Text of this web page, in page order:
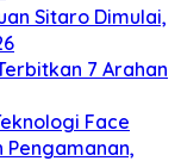
Sitaro Dimulai,
7 Arahan
Face
Pengamanan,